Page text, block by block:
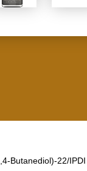
Butanediol)-22/